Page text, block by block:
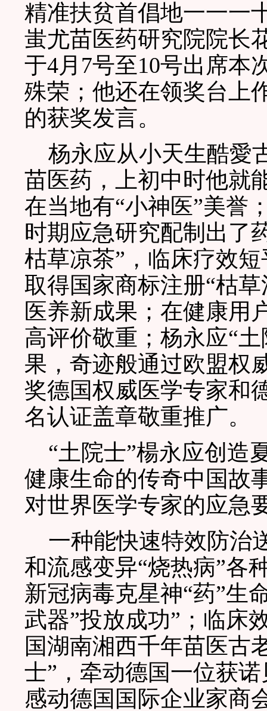
精准扶贫首倡地一一一
蚩尤苗医药研究院院长
于4月7号至10号出席本
殊荣；他还在领奖台上
的获奖发言。
杨永应从小天生酷愛
苗医药，上初中时他就
在当地有“小神医”美誉
时期应急研究配制出了
枯草凉茶”，临床疗效
取得国家商标注册“枯
医养新成果；在健康用
高评价敬重；杨永应“
果，奇迹般通过欧盟权
奖德国权威医学专家和
名认证盖章敬重推广。
“土院士”楊永应创造
健康生命的传奇中国故
对世界医学专家的应急
一种能快速特效防治
和流感变异“烧热病”各
新冠病毒克星神“药”生
武器”投放成功”；临床
国湖南湘西千年苗医古
士”，牵动德国一位获
感动德国国际企业家商